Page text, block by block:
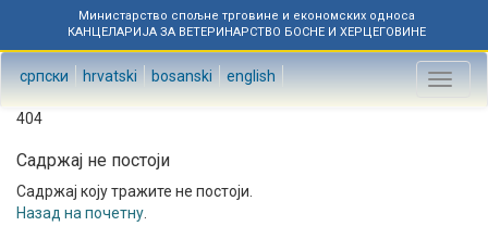
Министарство спољне трговине и економских односа
КАНЦЕЛАРИЈА ЗА ВЕТЕРИНАРСТВО БОСНЕ И ХЕРЦЕГОВИНЕ
српски hrvatski bosanski english
Toggle
404
Садржај не постоји
Садржај коју тражите не постоји.
Назад на почетну